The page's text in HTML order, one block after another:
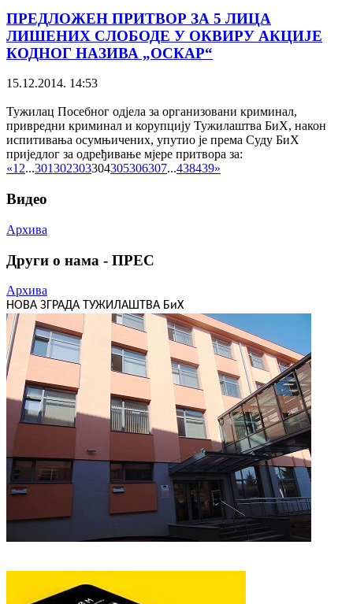
ПРЕДЛОЖЕН ПРИТВОР ЗА 5 ЛИЦА
ЛИШЕНИХ СЛОБОДЕ У ОКВИРУ АКЦИЈЕ
КОДНОГ НАЗИВА „ОСКАР“
15.12.2014. 14:53
Тужилац Посебног одјела за организовани криминал,
привредни криминал и корупцију Тужилаштва БиХ, након
испитивања осумњичених, упутио је према Суду БиХ
приједлог за одређивање мјере притвора за:
«12...301302303304305306307...438439»
Видео
Архива
Други о нама - ПРЕС
Архива
НОВА ЗГРАДА ТУЖИЛАШТВА БиХ